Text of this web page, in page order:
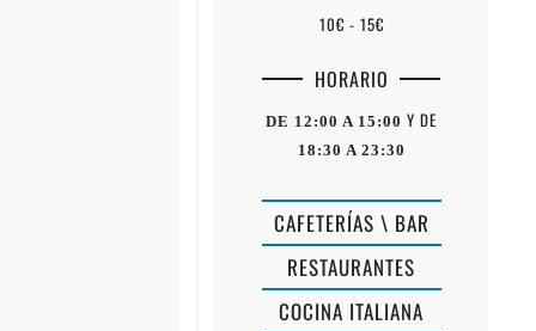
10€ - 15€
HORARIO
DE 12:00 A 15:00 Y DE
18:30 A 23:30
CAFETERÍAS \ BAR
RESTAURANTES
COCINA ITALIANA